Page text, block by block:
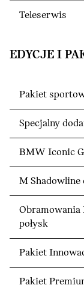
Teleserwis
EDYCJE I
Pakiet
Specjalny
BMW Iconic
M Shadowline
Obramowania
połysk
Pakiet
Pakiet